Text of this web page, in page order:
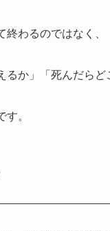
わるのではなく、
るか」「死んだらど
。